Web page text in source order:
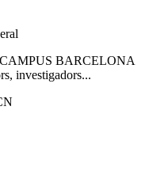
BARCELONA
investigadors...